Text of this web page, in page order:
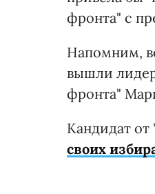
фронта" с
Напомним,
вышли
фронта"
Кандидат от
своих